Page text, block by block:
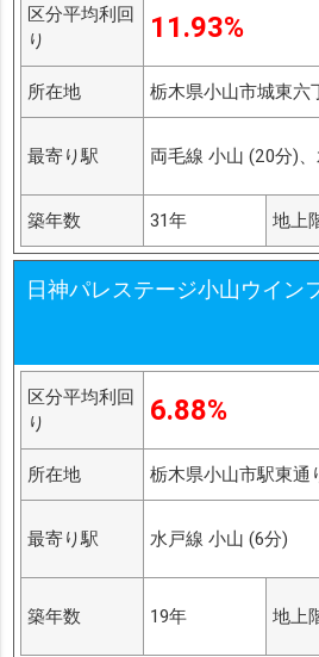
区分平均利回
り
11.93%
所在地 栃木県小山市城東六
最寄り駅 両毛線 小山 (20分)
築年数 31年 地上
日神パレステージ小山ウイン
区分平均利回
り
6.88%
所在地 栃木県小山市駅東通
最寄り駅 水戸線 小山 (6分)
築年数 19年 地上